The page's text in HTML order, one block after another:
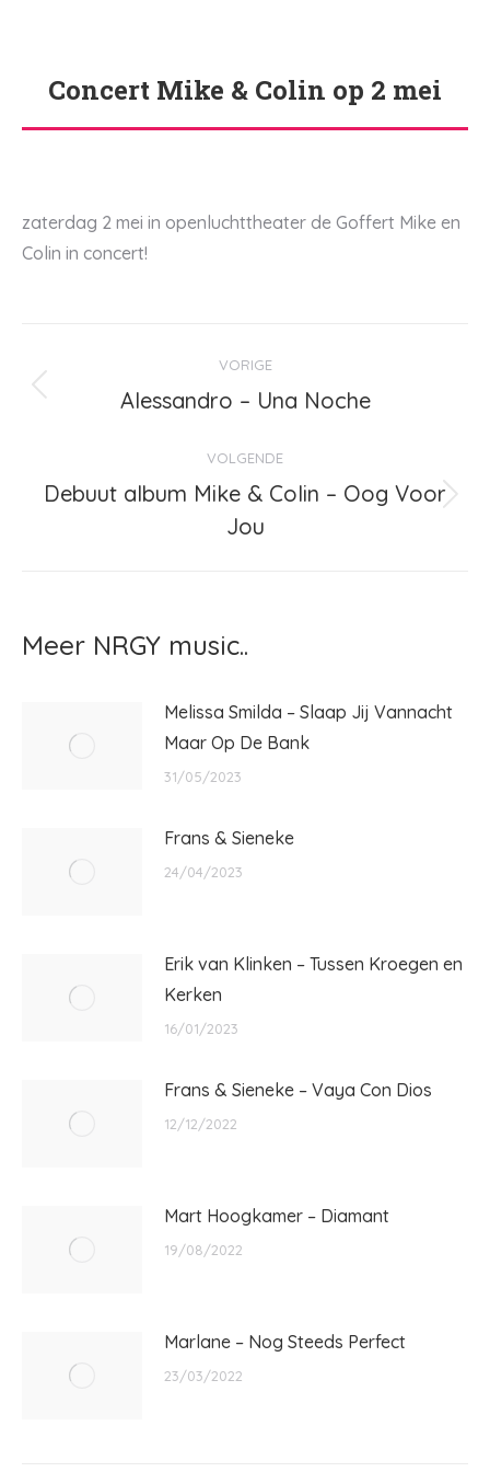
Concert Mike & Colin op 2 mei
Je bent hier:
zaterdag 2 mei in openluchttheater de Goffert Mike en
Colin in concert!
navigatie
VORIGE
Vorig
Alessandro – Una Noche
VOLGENDE
Volgend
bericht
Debuut album Mike & Colin – Oog Voor
Jou
Meer NRGY music..
Melissa Smilda – Slaap Jij Vannacht
Maar Op De Bank
31/05/2023
Frans & Sieneke
24/04/2023
Erik van Klinken – Tussen Kroegen en
Kerken
16/01/2023
Frans & Sieneke – Vaya Con Dios
12/12/2022
Mart Hoogkamer – Diamant
19/08/2022
Marlane – Nog Steeds Perfect
23/03/2022